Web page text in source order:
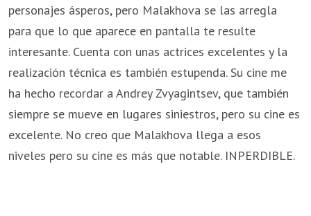
personajes ásperos, pero Malakhova se las arregla
para que lo que aparece en pantalla te resulte
interesante. Cuenta con unas actrices excelentes y la
realización técnica es también estupenda. Su cine me
ha hecho recordar a Andrey Zvyagintsev, que también
siempre se mueve en lugares siniestros, pero su cine es
excelente. No creo que Malakhova llega a esos
niveles pero su cine es más que notable. INPERDIBLE.